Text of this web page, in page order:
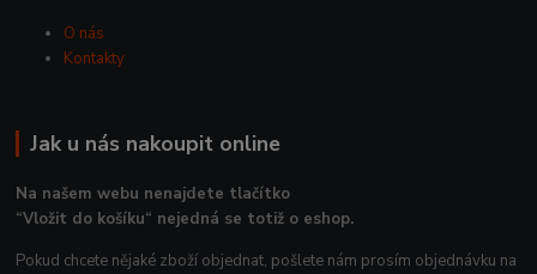
O nás
Kontakty
Jak u nás nakoupit online
Na našem webu nenajdete tlačítko
“Vložit do košíku“ nejedná se totiž o eshop.
Pokud chcete nějaké zboží objednat, pošlete nám prosím objednávku na